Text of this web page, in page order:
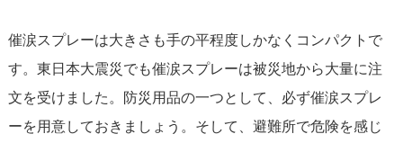
催涙スプレーは大きさも手の平程度しかなくコンパクトで
す。東日本大震災でも催涙スプレーは被災地から大量に注
文を受けました。防災用品の一つとして、必ず催涙スプレ
ーを用意しておきましょう。そして、避難所で危険を感じ